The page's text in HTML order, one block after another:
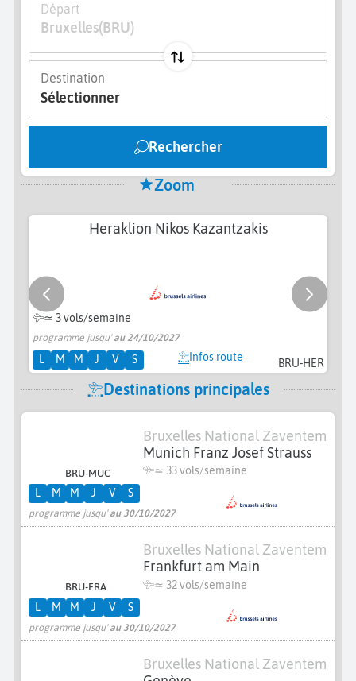
Départ
Bruxelles(BRU)
Destination
Sélectionner
Rechercher
Zoom
BRU-HER
Heraklion Nikos Kazantzakis
≃ 3 vols/semaine
programme jusqu'au 24/10/2027
L M M J V S Infos route
Destinations principales
BRU-MUC
Bruxelles National Zaventem
Munich Franz Josef Strauss
≃ 33 vols/semaine
programme jusqu'au 30/10/2027
L M M J V S
BRU-FRA
Bruxelles National Zaventem
Frankfurt am Main
≃ 32 vols/semaine
programme jusqu'au 30/10/2027
L M M J V S
Bruxelles National Zaventem